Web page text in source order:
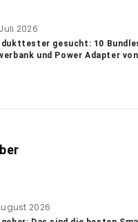
2026
gesucht: 10
und Power Adapter
2026